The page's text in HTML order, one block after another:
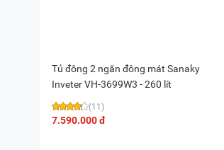
Tủ đông 2 ngăn đông mát Sanaky
Inveter VH-3699W3 - 260 lít
(11)
7.590.000 đ